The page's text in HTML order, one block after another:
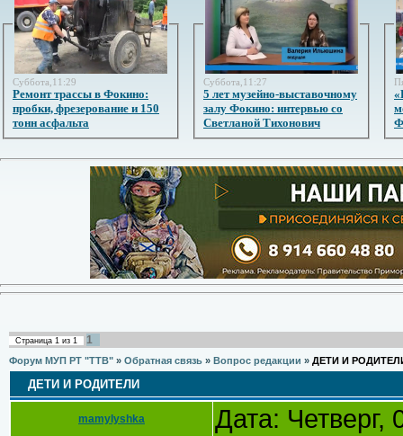
Суббота,11:29
Ремонт трассы в Фокино:
пробки, фрезерование и 150
тонн асфальта
Суббота,11:27
5 лет музейно-выставочному
залу Фокино: интервью со
Светланой Тихонович
Страница 1 из 1 1
Форум МУП РТ "ТТВ" » Обратная связь » Вопрос редакции » ДЕТИ И
ДЕТИ И РОДИТЕЛИ
mamylyshka Дата: